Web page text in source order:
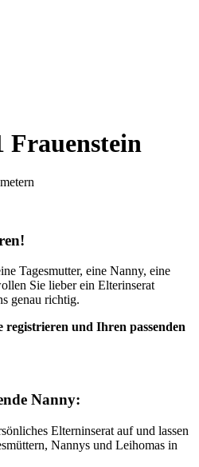
Frauenstein
Tagesmutter, eine Nanny, eine
Sie lieber ein Elterinserat
genau richtig.
und Ihren passenden
Nanny:
Elterninserat auf und lassen
Nannys und Leihomas in